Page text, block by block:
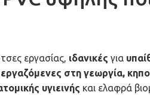
εργασίας, ιδανικές για
εργαζόμενες στη γεωργία,
υγιεινής και ελαφρά